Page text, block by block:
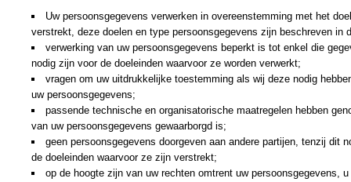
Uw persoonsgegevens verwerken in overeenstemming met het
verstrekt, deze doelen en type persoonsgegevens zijn beschreven in
verwerking van uw persoonsgegevens beperkt is tot enkel die
nodig zijn voor de doeleinden waarvoor ze worden verwerkt;
vragen om uw uitdrukkelijke toestemming als wij deze nodig
uw persoonsgegevens;
passende technische en organisatorische maatregelen hebben
van uw persoonsgegevens gewaarborgd is;
geen persoonsgegevens doorgeven aan andere partijen, tenzij dit
de doeleinden waarvoor ze zijn verstrekt;
op de hoogte zijn van uw rechten omtrent uw persoonsgegevens,